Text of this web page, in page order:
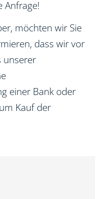
Anfrage!
möchten wir Sie
dass wir vor
unserer
einer Bank oder
Kauf der